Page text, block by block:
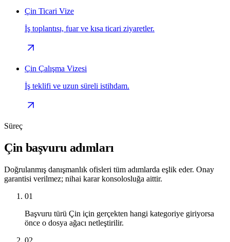
Çin Ticari Vize
İş toplantısı, fuar ve kısa ticari ziyaretler.
Çin Çalışma Vizesi
İş teklifi ve uzun süreli istihdam.
Süreç
Çin başvuru adımları
Doğrulanmış danışmanlık ofisleri tüm adımlarda eşlik eder. Onay
garantisi verilmez; nihai karar konsolosluğa aittir.
01
Başvuru türü Çin için gerçekten hangi kategoriye giriyorsa
önce o dosya ağacı netleştirilir.
02